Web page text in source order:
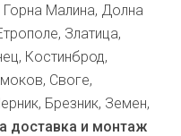
Малина, Долна
Златица,
Костинброд,
Своге,
Брезник, Земен,
доставка и монтаж